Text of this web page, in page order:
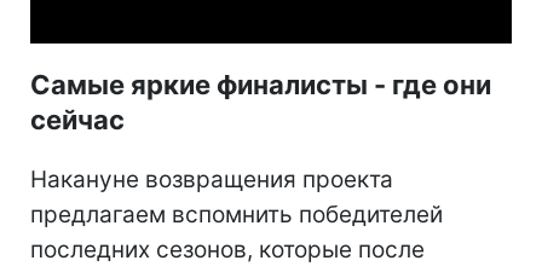
Самые яркие финалисты - где они
сейчас
Накануне возвращения проекта
предлагаем вспомнить победителей
последних сезонов, которые после